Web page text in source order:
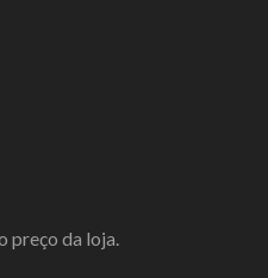
preço da loja.